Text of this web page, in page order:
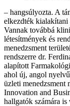
– hangsúlyozta. A
elkezdték kialakítani
Vannak továbbá
létesítmények és
menedzsment
rendszerre dr.
alapított
ahol új, angol
üzleti menedzsment
Innovation and
hallgatók számára is